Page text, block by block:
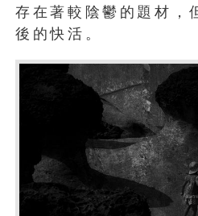
存在著較陰鬱的題材，
後的快活。